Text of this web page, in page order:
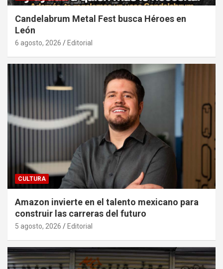
Candelabrum Metal Fest busca Héroes en
León
6 agosto, 2026 Editorial
CULTURA
Amazon invierte en el talento mexicano para
construir las carreras del futuro
5 agosto, 2026 Editorial